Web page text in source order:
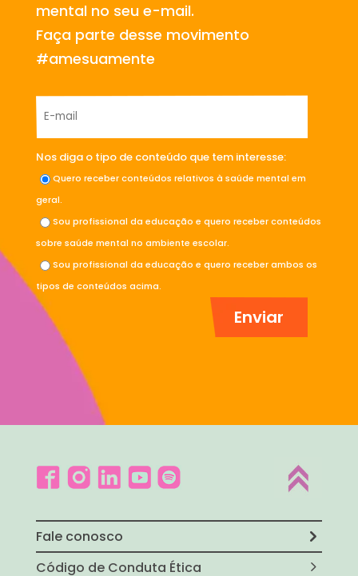
mental no seu e-mail.
Faça parte desse movimento
#amesuamente
Nos diga o tipo de conteúdo que tem interesse:
Quero receber conteúdos relativos à saúde mental em
geral.
Sou profissional da educação e quero receber conteúdos
sobre saúde mental no ambiente escolar.
Sou profissional da educação e quero receber ambos os
tipos de conteúdos acima.
Fale conosco
Código de Conduta Ética